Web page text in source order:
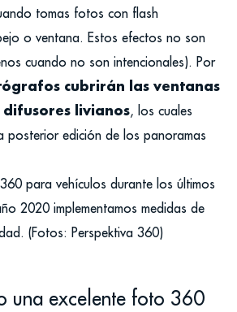
tomas fotos con flash
o ventana. Estos efectos no son
cuando no son intencionales). Por
cubrirán las ventanas
livianos, los cuales
posterior edición de los panoramas
para vehículos durante los últimos
2020 implementamos medidas de
(Fotos: Perspektiva 360)
una excelente foto 360